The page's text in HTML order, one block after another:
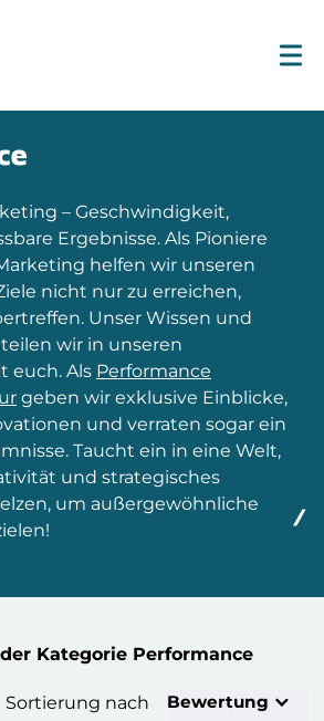
– Geschwindigkeit,
Ergebnisse. Als Pioniere
helfen wir unseren
nicht nur zu erreichen,
Unser Wissen und
wir in unseren
euch. Als Performance
geben wir exklusive Einblicke,
und verraten sogar ein
Taucht ein in eine Welt,
und strategisches
um außergewöhnliche
Kategorie Performance
Sortierung nach Bewertung